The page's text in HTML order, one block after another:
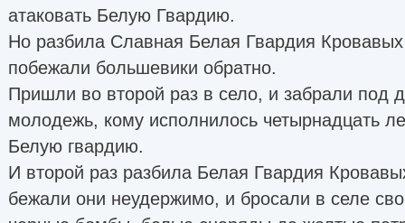
атаковать Белую Гвардию.
Но разбила Славная Белая Гвардия
побежали большевики обратно.
Пришли во второй раз в село, и забрали под
молодежь, кому исполнилось четырнадцать
Белую гвардию.
И второй раз разбила Белая Гвардия
бежали они неудержимо, и бросали в селе